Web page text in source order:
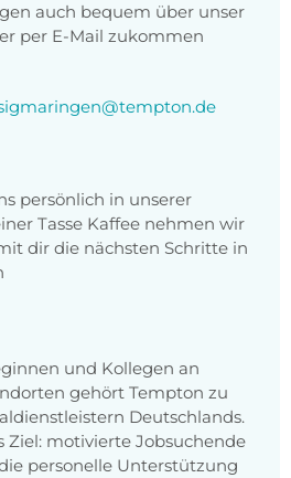
auch bequem über unser
per E-Mail zukommen
persönlich in unserer
Tasse Kaffee nehmen wir
dir die nächsten Schritte in
und Kollegen an
gehört Tempton zu
Deutschlands.
Ziel: motivierte Jobsuchende
personelle Unterstützung